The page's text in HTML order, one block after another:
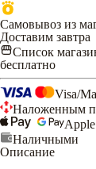
Самовывоз из
Доставим завтра
Список
бесплатно
Visa/
Наложенным
Наличными
Описание